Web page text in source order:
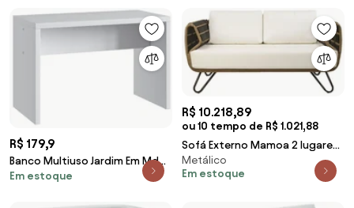
R$ 179,9
Banco Multiuso Jardim Em Mdp
Pés Em Chapa - Branco
Em estoque
R$ 10.218,89
ou 10 tempo de R$ 1.021,88
Sofá Externo Mamoa 2 lugares
- Wood Prime SB 29148
Metálico
Em estoque